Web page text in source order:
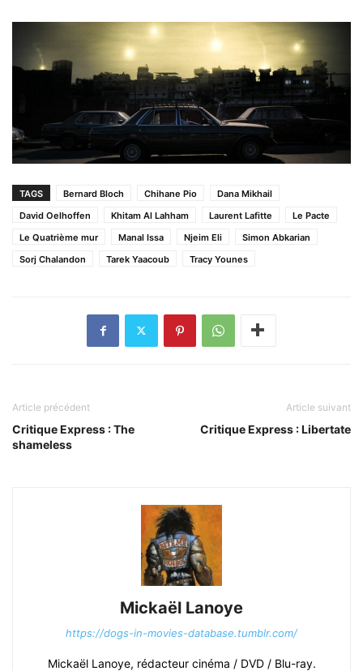
TAGS Bernard Bloch Chihane Pio
Dana Mikhail
David Oelhoffen
Khitam Al Lahham Laurent Lafitte
Le Pacte
Le Quatrième mur
Manal Issa Njeim Eli
Simon Abkarian
Sorj Chalandon
Tarek Yaacoub Tracy Younes
Article précédent
Critique Express : The
shameless
Article suivant
Critique Express : Libertate
Mickaël Lanoye
https://dogs-in-movies-database.tumblr.com/
Mickaël Lanoye, rédacteur cinéma / DVD / Blu-ray.